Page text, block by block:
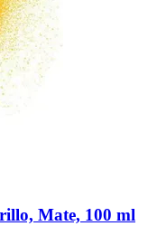
Mate, 100 ml